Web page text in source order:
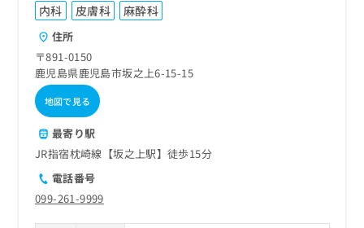
内科 皮膚科 麻酔科
住所
〒891-0150
鹿児島県鹿児島市坂之上6-15-15
地図で見る
最寄り駅
JR指宿枕崎線【坂之上駅】徒歩15分
電話番号
099-261-9999